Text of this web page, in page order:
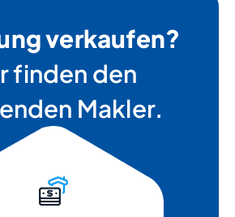
verkaufen?
finden den
Makler.